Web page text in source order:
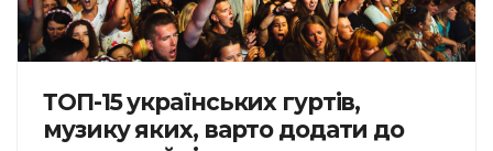
ТОП-15 українських гуртів,
музику яких, варто додати до